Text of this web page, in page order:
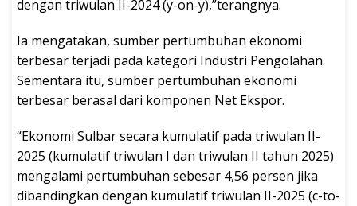
dengan triwulan II-2024 (y-on-y),”terangnya.
Ia mengatakan, sumber pertumbuhan ekonomi
terbesar terjadi pada kategori Industri Pengolahan.
Sementara itu, sumber pertumbuhan ekonomi
terbesar berasal dari komponen Net Ekspor.
“Ekonomi Sulbar secara kumulatif pada triwulan II-
2025 (kumulatif triwulan I dan triwulan II tahun 2025)
mengalami pertumbuhan sebesar 4,56 persen jika
dibandingkan dengan kumulatif triwulan II-2025 (c-to-